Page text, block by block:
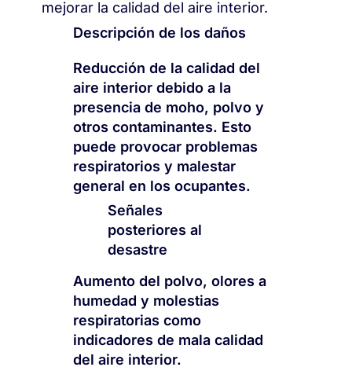
Descripción de los daños
Reducción de la calidad del
aire interior debido a la
presencia de moho, polvo y
otros contaminantes. Esto
puede provocar problemas
respiratorios y malestar
general en los ocupantes.
Señales
posteriores al
desastre
Aumento del polvo, olores a
humedad y molestias
respiratorias como
indicadores de mala calidad
del aire interior.
mejorar la calidad del aire interior.